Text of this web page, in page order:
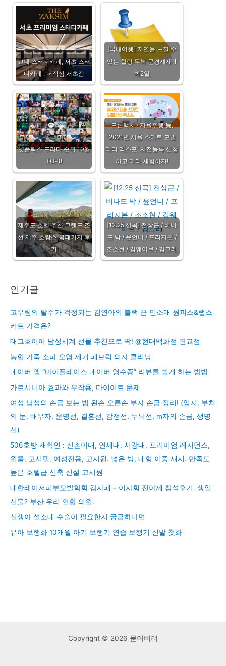
교대 스터디카페, 서초 스터
디카페 : 더작심 서초점
[국내여행] 자연을 느낄 수
있는 힐링 두복 문경새재 1
박2일
넷플릭스 드라마 순위 10월
TOP8
드론택시 · 자율주행 등,
'2021년 서울 스마트 모빌
리티 엑스포' 사전등록 신청
하고 미리 체험하자!
제주도 호텔 추천 그랜드 조
선 제주 호캉스 봄패키지 후
기
[12.25 신곡] 전상근 / 버나
드 박 / 윤언니 / 프리지본 /
조소현 / 김웨이브 / 김그레
인기글
고우림의 탈주가 걱정되는 김연아의 블랙 끈 민소매 원피스&랩스
커트 가격은?
태그호이어 남성시계 선물 추천으로 딱! @현대백화점 판교점
농협 가죽 소파 오염 제거 패브릭 의자 클리닝
네이버 앱 “마이플레이스 네이버 영수증” 리뷰를 쉽게 하는 방법
가르시니아 효과와 부작용, 다이어트 문제
여성 남성의 손금 보는 법 왼손 오른손 부자 손금 정리! (엄지, 부처
의 눈, 배우자, 운명선, 결혼선, 감정선, 두뇌선, m자의 손금, 생명
선)
506호방 재확인 : 신촌이대, 연세대, 서강대, 프리미엄 레지던스,
원룸, 고시텔, 여성전용, 고시원. 넓은 방, 대형 이중 섀시. 만족도
높은 호텔급 신축 신설 고시원
대한레이저피부모발학회 감사패 – 이사회 전야제 참석후기. 생일
선물? 부산 우리 연합 의원.
신생아 설소대 수술이 필요한지 궁금하다면
유아 보행화 10개월 아기 보행기 연습 보행기 신발 첫화
Copyright © 2026 묻어버려